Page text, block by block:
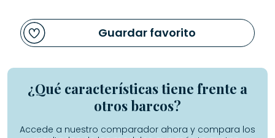
Guardar favorito
¿Qué características tiene frente a
otros barcos?
Accede a nuestro comparador ahora y compara los